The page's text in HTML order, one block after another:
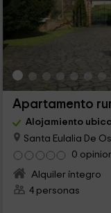
Apartamento
Alojamiento
Santa Eulalia De
0
Alquiler íntegro
4 personas